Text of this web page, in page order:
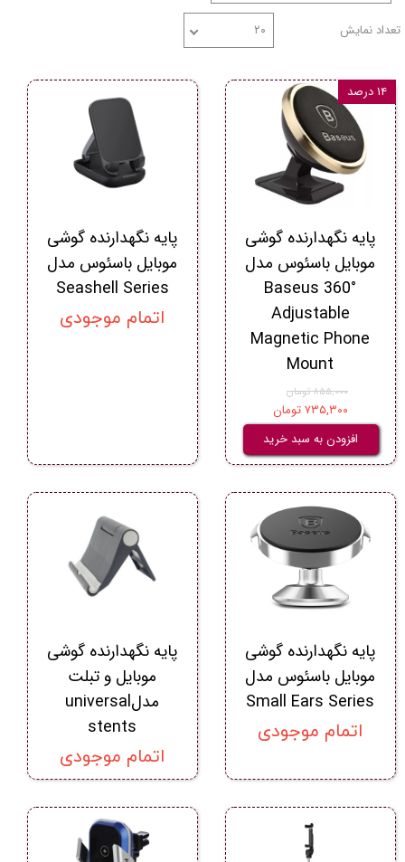
تعداد نمایش ۲۰
پایه نگهدارنده گوشی
موبایل باسئوس مدل
Baseus 360°
Adjustable
Magnetic Phone
Mount
۸۵۵,۰۰۰ تومان
۷۳۵,۳۰۰ تومان
افزودن به سبد خرید
۱۴ درصد
پایه نگهدارنده گوشی
موبایل باسئوس مدل
Seashell Series
اتمام موجودی
پایه نگهدارنده گوشی
موبایل باسئوس مدل
Small Ears Series
اتمام موجودی
پایه نگهدارنده گوشی
موبایل و تبلت
مدلuniversal
stents
اتمام موجودی